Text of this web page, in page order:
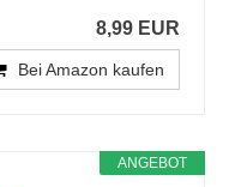
8,99 EUR
Bei Amazon kaufen
ANGEBOT